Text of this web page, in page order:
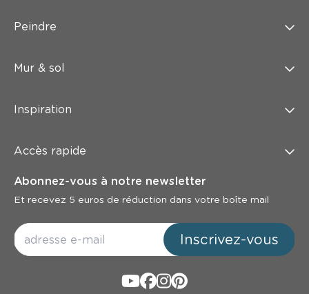
Peindre
Mur & sol
Inspiration
Accès rapide
Abonnez-vous à notre newsletter
Et recevez 5 euros de réduction dans votre boîte mail
Inscrivez-vous